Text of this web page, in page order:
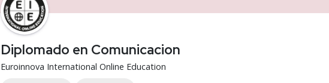
Diplomado en Comunicacion
Euroinnova International Online Education